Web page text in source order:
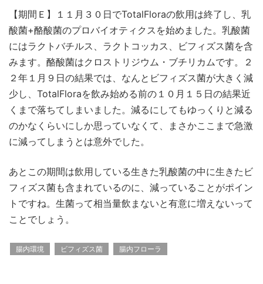
【期間Ｅ】１１月３０日でTotalFloraの飲用は終了し、乳
酸菌+酪酸菌のプロバイオティクスを始めました。乳酸菌
にはラクトバチルス、ラクトコッカス、ビフィズス菌を含
みます。酪酸菌はクロストリジウム・ブチリカムです。２
２年１月９日の結果では、なんとビフィズス菌が大きく減
少し、TotalFloraを飲み始める前の１０月１５日の結果近
くまで落ちてしまいました。減るにしてもゆっくりと減る
のかなくらいにしか思っていなくて、まさかここまで急激
に減ってしまうとは意外でした。
あとこの期間は飲用している生きた乳酸菌の中に生きたビ
フィズス菌も含まれているのに、減っていることがポイン
トですね。生菌って相当量飲まないと有意に増えないって
ことでしょう。
腸内環境 ビフィズス菌 腸内フローラ